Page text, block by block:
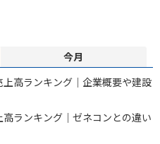
今月
上高ランキング｜企業概要や建設
高ランキング｜ゼネコンとの違い